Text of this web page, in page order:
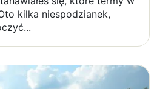
kilka niespodzianek,